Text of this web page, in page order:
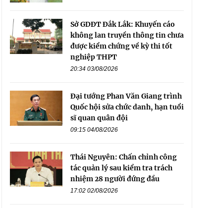
Sở GDĐT Đắk Lắk: Khuyến cáo
không lan truyền thông tin chưa
được kiểm chứng về kỳ thi tốt
nghiệp THPT
20:34 03/08/2026
Đại tướng Phan Văn Giang trình
Quốc hội sửa chức danh, hạn tuổi
sĩ quan quân đội
09:15 04/08/2026
Thái Nguyên: Chấn chỉnh công
tác quản lý sau kiểm tra trách
nhiệm 28 người đứng đầu
17:02 02/08/2026